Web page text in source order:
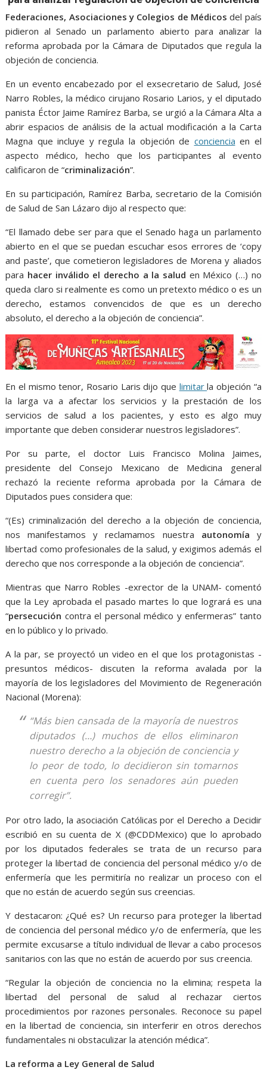
o
k
p
p
g
er
m
Federaciones, Asociaciones y Colegios de Médicos del país
pidieron al Senado un parlamento abierto para analizar la
reforma aprobada por la Cámara de Diputados que regula la
objeción de conciencia.
En un evento encabezado por el exsecretario de Salud, José
Narro Robles, la médico cirujano Rosario Larios, y el diputado
panista Éctor Jaime Ramírez Barba, se urgió a la Cámara Alta a
abrir espacios de análisis de la actual modificación a la Carta
Magna que incluye y regula la objeción de conciencia en el
aspecto médico, hecho que los participantes al evento
calificaron de “criminalización”.
En su participación, Ramírez Barba, secretario de la Comisión
de Salud de San Lázaro dijo al respecto que:
“El llamado debe ser para que el Senado haga un parlamento
abierto en el que se puedan escuchar esos errores de ‘copy
and paste’, que cometieron legisladores de Morena y aliados
para hacer inválido el derecho a la salud en México (…) no
queda claro si realmente es como un pretexto médico o es un
derecho, estamos convencidos de que es un derecho
absoluto, el derecho a la objeción de conciencia”.
En el mismo tenor, Rosario Laris dijo que limitarla objeción “a
la larga va a afectar los servicios y la prestación de los
servicios de salud a los pacientes, y esto es algo muy
importante que deben considerar nuestros legisladores”.
Por su parte, el doctor Luis Francisco Molina Jaimes,
presidente del Consejo Mexicano de Medicina general
rechazó la reciente reforma aprobada por la Cámara de
Diputados pues considera que:
“(Es) criminalización del derecho a la objeción de conciencia,
nos manifestamos y reclamamos nuestra autonomía y
libertad como profesionales de la salud, y exigimos además el
derecho que nos corresponde a la objeción de conciencia”.
Mientras que Narro Robles -exrector de la UNAM- comentó
que la Ley aprobada el pasado martes lo que logrará es una
“persecución contra el personal médico y enfermeras” tanto
en lo público y lo privado.
A la par, se proyectó un video en el que los protagonistas -
presuntos médicos- discuten la reforma avalada por la
mayoría de los legisladores del Movimiento de Regeneración
Nacional (Morena):
“Más bien cansada de la mayoría de nuestros
diputados (…) muchos de ellos eliminaron
nuestro derecho a la objeción de conciencia y
lo peor de todo, lo decidieron sin tomarnos
en cuenta pero los senadores aún pueden
corregir”.
Por otro lado, la asociación Católicas por el Derecho a Decidir
escribió en su cuenta de X (@CDDMexico) que lo aprobado
por los diputados federales se trata de un recurso para
proteger la libertad de conciencia del personal médico y/o de
enfermería que les permitiría no realizar un proceso con el
que no están de acuerdo según sus creencias.
Y destacaron: ¿Qué es? Un recurso para proteger la libertad
de conciencia del personal médico y/o de enfermería, que les
permite excusarse a título individual de llevar a cabo procesos
sanitarios con las que no están de acuerdo por sus creencia.
“Regular la objeción de conciencia no la elimina; respeta la
libertad del personal de salud al rechazar ciertos
procedimientos por razones personales. Reconoce su papel
en la libertad de conciencia, sin interferir en otros derechos
fundamentales ni obstaculizar la atención médica”.
La reforma a Ley General de Salud